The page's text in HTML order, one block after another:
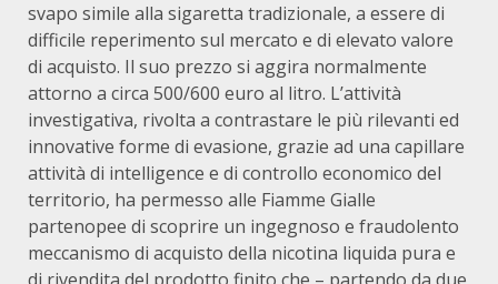
svapo simile alla sigaretta tradizionale, a essere di
difficile reperimento sul mercato e di elevato valore
di acquisto. Il suo prezzo si aggira normalmente
attorno a circa 500/600 euro al litro. L’attività
investigativa, rivolta a contrastare le più rilevanti ed
innovative forme di evasione, grazie ad una capillare
attività di intelligence e di controllo economico del
territorio, ha permesso alle Fiamme Gialle
partenopee di scoprire un ingegnoso e fraudolento
meccanismo di acquisto della nicotina liquida pura e